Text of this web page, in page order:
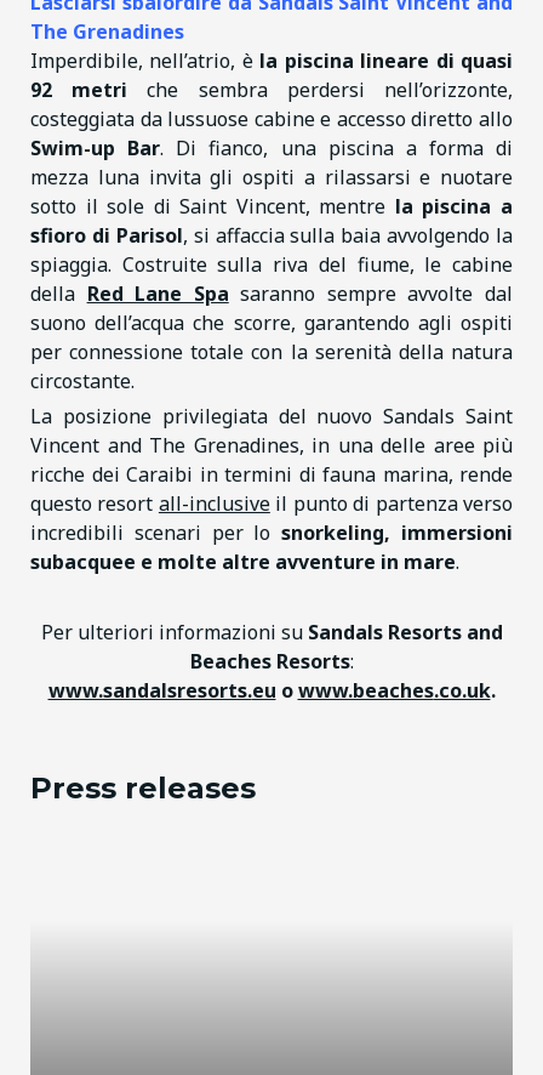
The Grenadines
Imperdibile, nell’atrio, è la piscina lineare di quasi
92 metri che sembra perdersi nell’orizzonte,
costeggiata da lussuose cabine e accesso diretto allo
Swim-up Bar. Di fianco, una piscina a forma di
mezza luna invita gli ospiti a rilassarsi e nuotare
sotto il sole di Saint Vincent, mentre la piscina a
sfioro di Parisol, si affaccia sulla baia avvolgendo la
spiaggia. Costruite sulla riva del fiume, le cabine
della Red Lane Spa saranno sempre avvolte dal
suono dell’acqua che scorre, garantendo agli ospiti
per connessione totale con la serenità della natura
circostante.
La posizione privilegiata del nuovo Sandals Saint
Vincent and The Grenadines, in una delle aree più
ricche dei Caraibi in termini di fauna marina, rende
questo resort all-inclusiveil punto di partenza verso
incredibili scenari per losnorkeling, immersioni
subacquee e molte altre avventure in mare.
Per ulteriori informazioni su Sandals Resorts and
Beaches Resorts:
www.sandalsresorts.eu owww.beaches.co.uk.
Press releases